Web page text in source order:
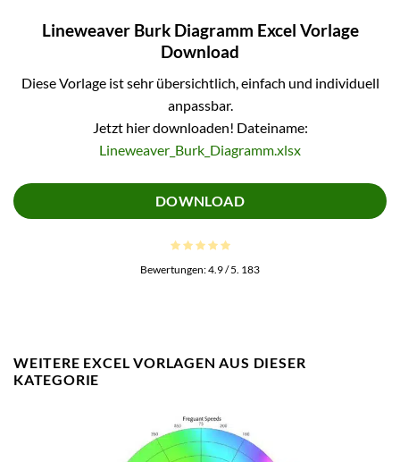
Lineweaver Burk Diagramm Excel Vorlage
Download
Diese Vorlage ist sehr übersichtlich, einfach und individuell
anpassbar.
Jetzt hier downloaden! Dateiname:
Lineweaver_Burk_Diagramm.xlsx
DOWNLOAD
Bewertungen:4.9/ 5. 183
WEITERE EXCEL VORLAGEN AUS DIESER
KATEGORIE